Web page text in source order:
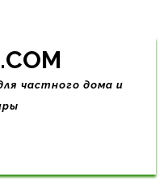
частного дома и